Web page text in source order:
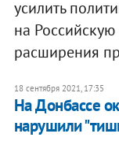
усилить
на
расширения
18 сентября 2021, 17:35
На Донбассе
нарушили